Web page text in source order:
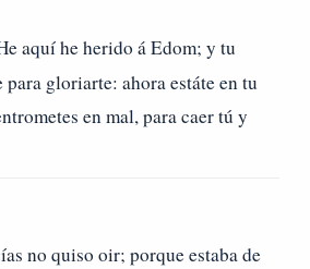
aquí he herido á Edom; y tu
para gloriarte: ahora estáte en tu
en mal, para caer tú y
no quiso oir; porque estaba de